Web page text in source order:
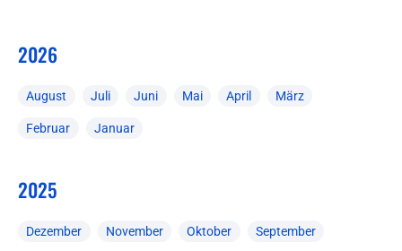
2026
August Juli Juni Mai April März
Februar Januar
2025
Dezember November Oktober September